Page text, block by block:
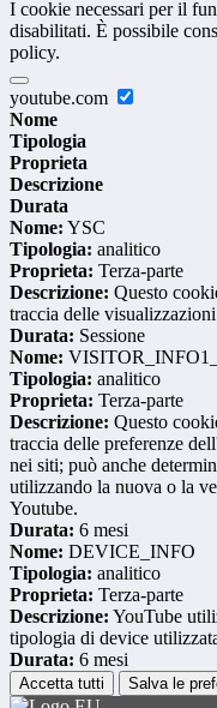
I cookie necessari per il
disabilitati. È possibile
policy.
youtube.com
Nome
Tipologia
Proprieta
Descrizione
Durata
Nome: YSC
Tipologia: analitico
Proprieta: Terza-parte
Descrizione: Questo
traccia delle
Durata: Sessione
Nome:
Tipologia: analitico
Proprieta: Terza-parte
Descrizione: Questo
traccia delle preferenze
nei siti; può anche
utilizzando la nuova o la
Youtube.
Durata: 6 mesi
Nome: DEVICE_INFO
Tipologia: analitico
Proprieta: Terza-parte
Descrizione: YouTube
tipologia di device
Durata: 6 mesi
Accetta tutti Salva le